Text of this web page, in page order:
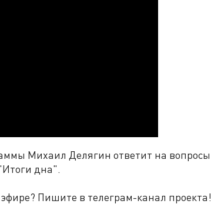
Михаил Делягин ответит на вопросы
дна".
Пишите в телеграм-канал проекта!